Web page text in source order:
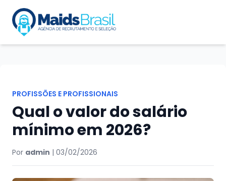
PROFISSÕES E PROFISSIONAIS
Qual o valor do salário
mínimo em 2026?
Por admin | 03/02/2026